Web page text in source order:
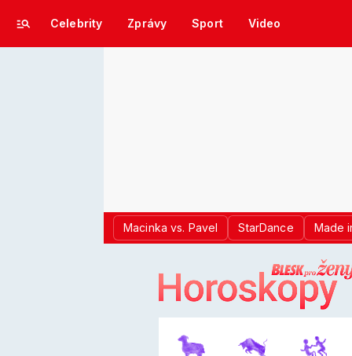
Celebrity Zprávy Sport Video
Macinka vs. Pavel StarDance Made
LOGO